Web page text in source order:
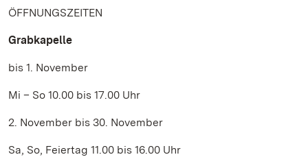
ÖFFNUNGSZEITEN
Grabkapelle
bis 1. November
Mi – So 10.00 bis 17.00 Uhr
2. November bis 30. November
Sa, So, Feiertag 11.00 bis 16.00 Uhr